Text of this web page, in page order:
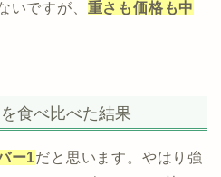
いですが、 重さも価格も中
食べ比べた結果
ー1だと思います。やはり強